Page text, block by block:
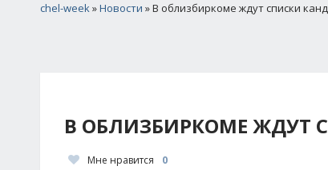
chel-week»Новости » В облизбиркоме ждут списки
В ОБЛИЗБИРКОМЕ ЖДУТ
Мне нравится 0